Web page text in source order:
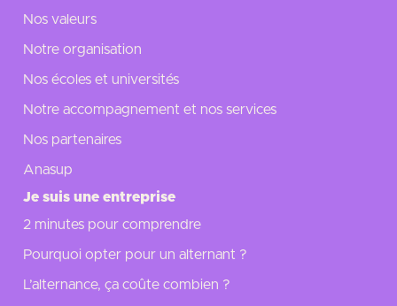
Nos valeurs
Notre organisation
Nos écoles et universités
Notre accompagnement et nos services
Nos partenaires
Anasup
Je suis une entreprise
2 minutes pour comprendre
Pourquoi opter pour un alternant ?
L’alternance, ça coûte combien ?